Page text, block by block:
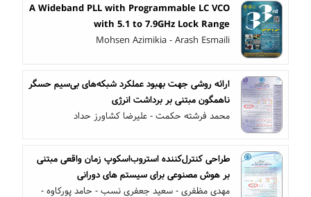
A Wideband PLL with Programmable LC VCO
with 5.1 to 7.9GHz Lock Range
Mohsen Azimikia - Arash Esmaili
ارائه روشی جهت بهبود عملکرد شبکه‌های بی‌سیم حسگر
ناهمگون مبتنی بر برداشت انرژی
محمد فرشته حکمت - علیرضا کشاورز حداد
طراحی کنترل‌کننده استروب‌اسکوپ زمان واقعی مبتنی
بر هوش مصنوعی برای سیستم های دورانی
مهدی مظفری - سعید جعفری نسب - حامد پورکاوه -